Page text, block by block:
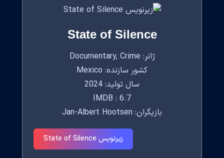
State of Silence
ژانر: Documentary, Crime
کشور سازنده: Mexico
سال تولید: 2024
IMDB : 6.7
بازیگران: Jan-Albert Hootsen
زیرنویس State of Silence